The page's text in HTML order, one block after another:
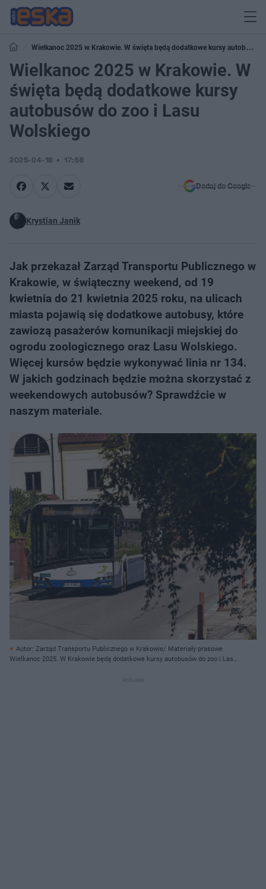
Wielkanoc 2025 w Krakowie. W święta będą dodatkowe kursy autobusów
do zoo i Lasu Wolskiego
Wielkanoc 2025 w Krakowie. W
święta będą dodatkowe kursy
autobusów do zoo i Lasu
Wolskiego
2025-04-18 17:58
Dodaj do Google
Krystian Janik
Jak przekazał Zarząd Transportu Publicznego w
Krakowie, w świąteczny weekend, od 19
kwietnia do 21 kwietnia 2025 roku, na ulicach
miasta pojawią się dodatkowe autobusy, które
zawiozą pasażerów komunikacji miejskiej do
ogrodu zoologicznego oraz Lasu Wolskiego.
Więcej kursów będzie wykonywać linia nr 134.
W jakich godzinach będzie można skorzystać z
weekendowych autobusów? Sprawdźcie w
naszym materiale.
Autor: Zarząd Transportu Publicznego w Krakowie/ Materiały prasowe
Wielkanoc 2025. W Krakowie będą dodatkowe kursy autobusów do zoo i Lasu